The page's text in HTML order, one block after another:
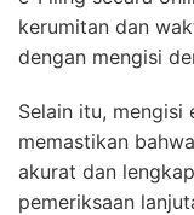
kerumitan dan
dengan mengisi
Selain itu, mengisi
memastikan
akurat dan
pemeriksaan